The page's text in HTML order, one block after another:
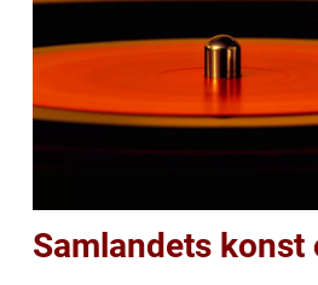
Samlandets